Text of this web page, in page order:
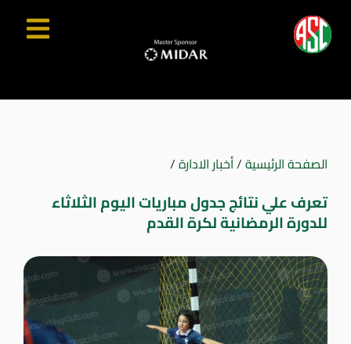
الصفحة الرئيسية/أخبار الادارة/
تعرف علي نتائج جدول مباريات اليوم الثلاثاء
للدورة الرمضانية لكرة القدم